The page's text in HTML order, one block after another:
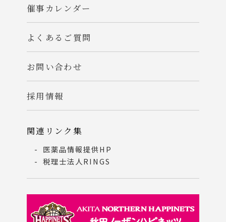
催事カレンダー
よくあるご質問
お問い合わせ
採用情報
関連リンク集
医薬品情報提供HP
税理士法人RINGS